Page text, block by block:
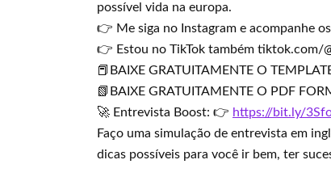
possível vida na europa.
👉 Me siga no Instagram e acompanhe
👉 Estou no TikTok também tiktok.com/
📕BAIXE GRATUITAMENTE O
📗BAIXE GRATUITAMENTE O PDF
🚀 Entrevista Boost: 👉 https://bit.ly/
Faço uma simulação de entrevista em
dicas possíveis para você ir bem, ter